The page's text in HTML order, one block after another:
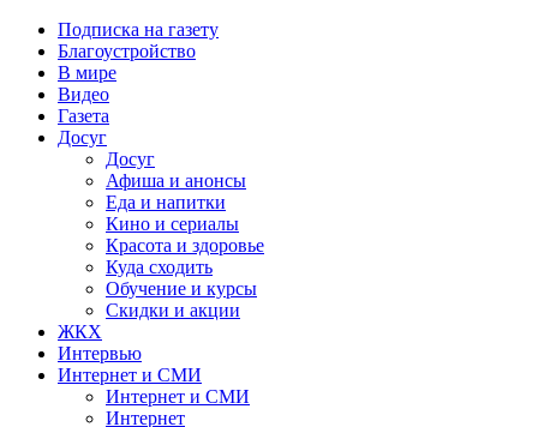
Подписка на газету
Благоустройство
В мире
Видео
Газета
Досуг
Досуг
Афиша и анонсы
Еда и напитки
Кино и сериалы
Красота и здоровье
Куда сходить
Обучение и курсы
Скидки и акции
ЖКХ
Интервью
Интернет и СМИ
Интернет и СМИ
Интернет